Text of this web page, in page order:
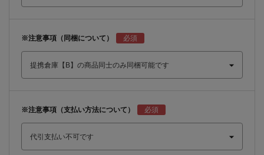
※注意事項（同梱について）
※注意事項（支払い方法について）